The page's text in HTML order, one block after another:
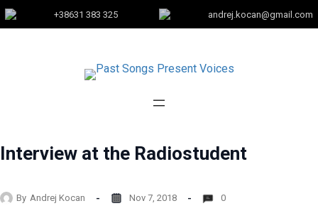
+38631 383 325 andrej.kocan@gmail.com
Interview at the Radiostudent
By Andrej Kocan Nov 7, 2018 0